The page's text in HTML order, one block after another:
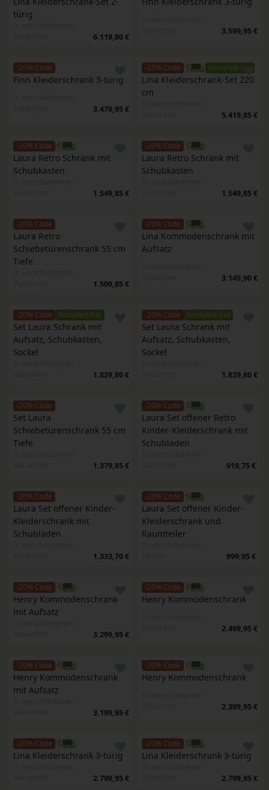
türig
6.119,80 €
3.599,95 €
-20% Code
Finn Kleiderschrank 3-türig
3.479,95 €
-20% Code Komplett-Set
Lina Kleiderschrank-Set 220
cm
5.419,85 €
-20% Code
Laura Retro Schrank mit
Schubkasten
1.549,85 €
-20% Code
Laura Retro Schrank mit
Schubkasten
1.549,85 €
-20% Code
Laura Retro
Schiebetürenschrank 55 cm
Tiefe
1.509,85 €
-20% Code
Lina Kommodenschrank mit
Aufsatz
3.149,90 €
-20% Code Komplett-Set
Set Laura Schrank mit
Aufsatz, Schubkasten,
Sockel
1.829,80 €
-20% Code Komplett-Set
Set Laura Schrank mit
Aufsatz, Schubkasten,
Sockel
1.829,80 €
-20% Code
Set Laura
Schiebetürenschrank 55 cm
Tiefe
1.379,85 €
-20% Code
Laura Set offener Retro
Kinder-Kleiderschrank mit
Schubladen
919,75 €
-20% Code
Laura Set offener Kinder-
Kleiderschrank mit
Schubladen
1.333,70 €
-20% Code
Laura Set offener Kinder-
Kleiderschrank und
Raumteiler
999,95 €
-20% Code
Henry Kommodenschrank
mit Aufsatz
3.299,95 €
-20% Code
Henry Kommodenschrank
2.499,95 €
-20% Code
Henry Kommodenschrank
mit Aufsatz
3.199,95 €
-20% Code
Henry Kommodenschrank
2.399,95 €
-20% Code
Lina Kleiderschrank 3-türig
2.799,95 €
-20% Code
Lina Kleiderschrank 3-türig
2.799,95 €